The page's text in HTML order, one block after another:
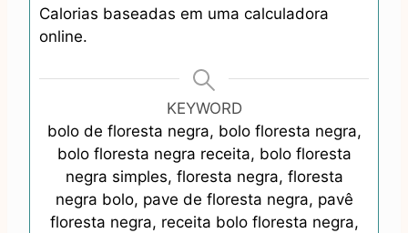
Calorias baseadas em uma calculadora
online.
KEYWORD
bolo de floresta negra, bolo floresta negra,
bolo floresta negra receita, bolo floresta
negra simples, floresta negra, floresta
negra bolo, pave de floresta negra, pavê
floresta negra, receita bolo floresta negra,